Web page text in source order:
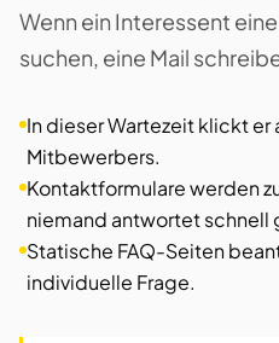
Wenn ein Interessent
suchen, eine Mail
In dieser Wartezeit klickt er
Mitbewerbers.
Kontaktformulare werden
niemand antwortet schnell
Statische FAQ-Seiten
individuelle Frage.